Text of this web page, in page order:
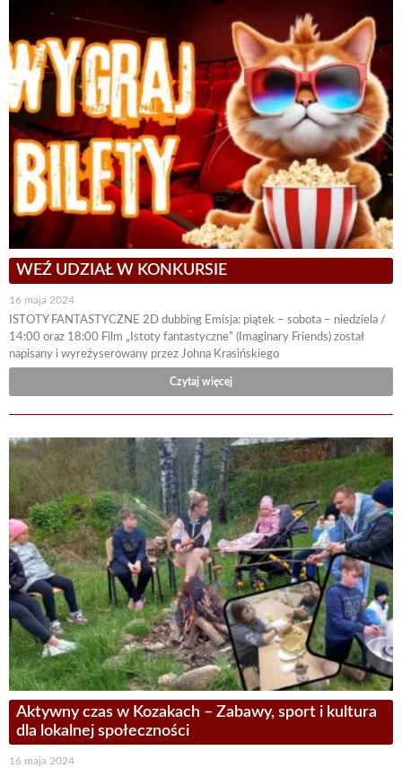
WEŹ UDZIAŁ W KONKURSIE
16 maja 2024
ISTOTY FANTASTYCZNE 2D dubbing Emisja: piątek – sobota – niedziela /
14:00 oraz 18:00 Film „Istoty fantastyczne” (Imaginary Friends) został
napisany i wyreżyserowany przez Johna Krasińskiego
Czytaj więcej
Aktywny czas w Kozakach – Zabawy, sport i kultura
dla lokalnej społeczności
16 maja 2024